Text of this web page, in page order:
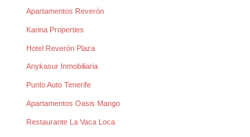
Apartamentos Reverón
Karina Properties
Hotel Reverón Plaza
Anykasur Inmobiliaria
Punto Auto Tenerife
Apartamentos Oasis Mango
Restaurante La Vaca Loca